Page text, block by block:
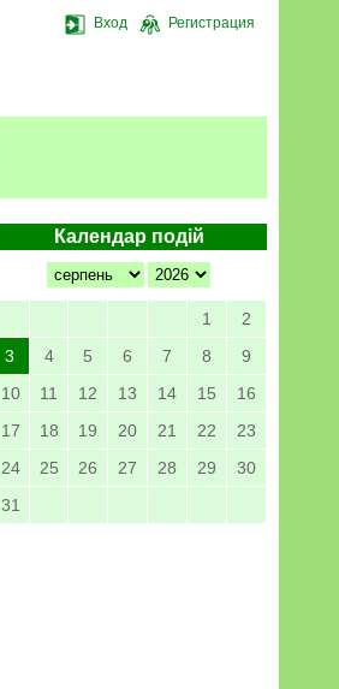
Вход Регистрация
Календар подій
1
2
3
4 5 6 7 8
9
10
11 12 13 14 15
16
17
18 19 20 21 22
23
24
25 26 27 28 29
30
31